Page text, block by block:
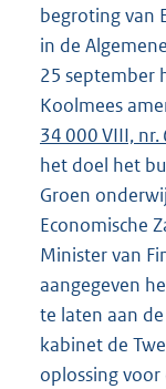
begroting van
in de
25 september
Koolmees
34 000 VIII, nr.
het doel het
Groen
Economische
Minister van
aangegeven
te laten aan
kabinet de
oplossing